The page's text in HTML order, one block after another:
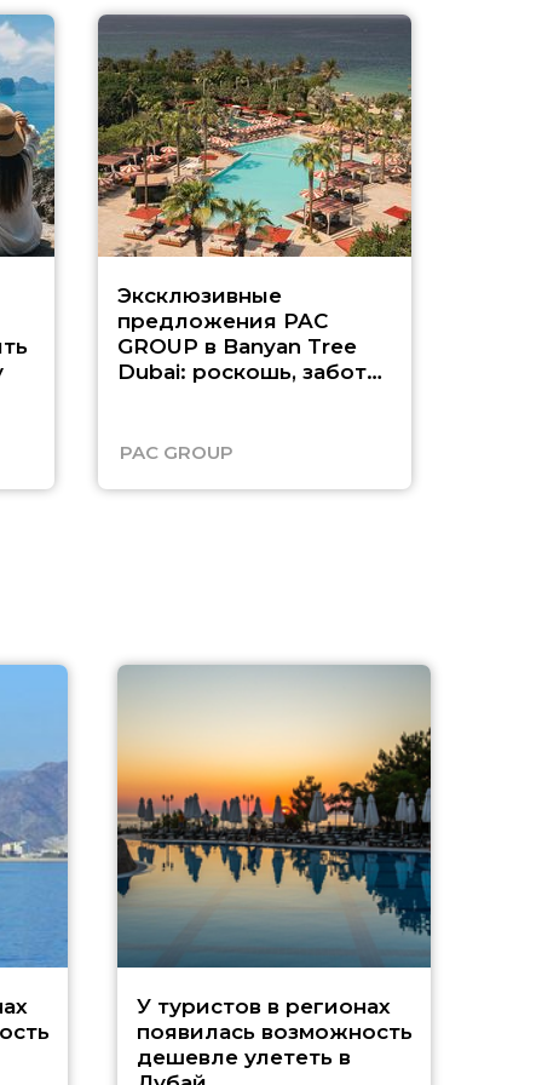
Эксклюзивные
предложения PAC
GROUP в Banyan Tree
Dubai: роскошь, забота
PAC GROUP
У туристов в регионах
появилась возможность
дешевле улететь в